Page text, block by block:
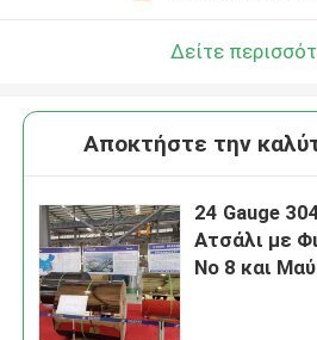
Δείτε
Αποκτήστε την
24 Gauge
Ατσάλι με
Νο 8 και